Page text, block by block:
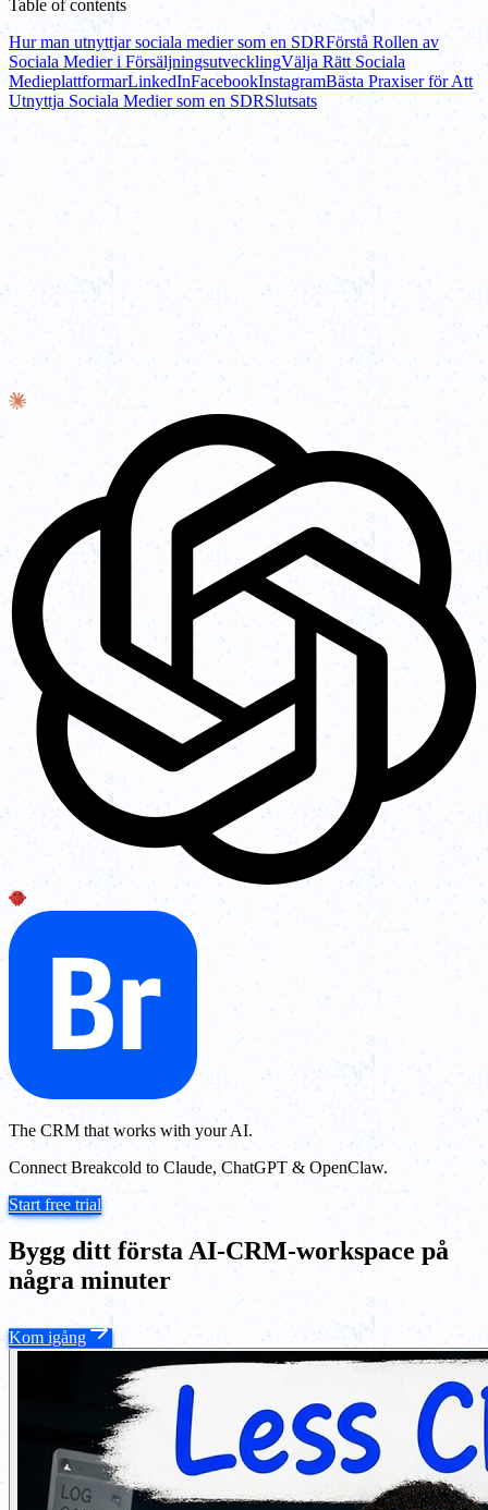
Table of contents
Hur man utnyttjar sociala medier som en SDRFörstå Rollen av
Sociala Medier i FörsäljningsutvecklingVälja Rätt Sociala
MedieplattformarLinkedInFacebookInstagramBästa Praxiser för Att
Utnyttja Sociala Medier som en SDRSlutsats
The CRM that works with your AI.
Connect Breakcold to Claude, ChatGPT & OpenClaw.
Start free trial
Bygg ditt första AI-CRM-workspace på
några minuter
Kom igång